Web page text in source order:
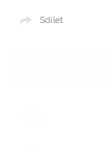
Sdílet